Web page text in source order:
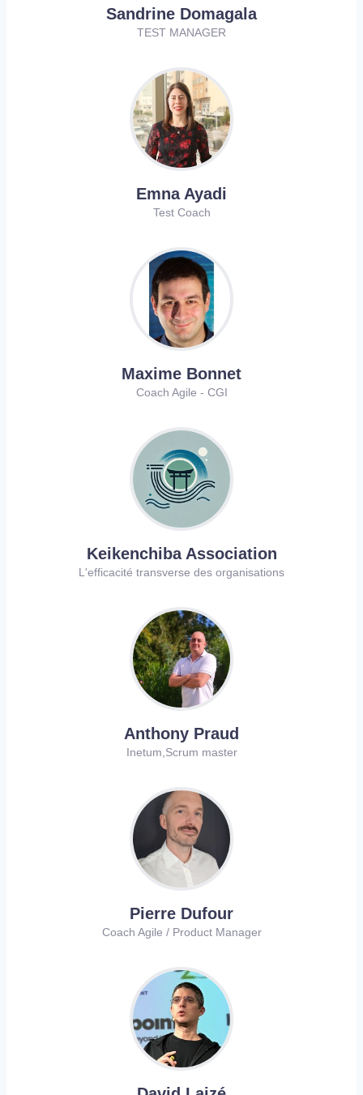
Sandrine Domagala
TEST MANAGER
Emna Ayadi
Test Coach
Maxime Bonnet
Coach Agile - CGI
Keikenchiba Association
L'efficacité transverse des organisations
Anthony Praud
Inetum,Scrum master
Pierre Dufour
Coach Agile / Product Manager